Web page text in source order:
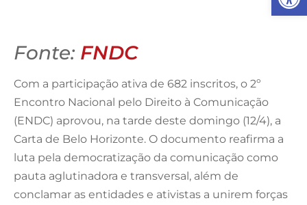
Fonte: FNDC
Com a participação ativa de 682 inscritos, o 2º
Encontro Nacional pelo Direito à Comunicação
(ENDC) aprovou, na tarde deste domingo (12/4), a
Carta de Belo Horizonte. O documento reafirma a
luta pela democratização da comunicação como
pauta aglutinadora e transversal, além de
conclamar as entidades e ativistas a unirem forças